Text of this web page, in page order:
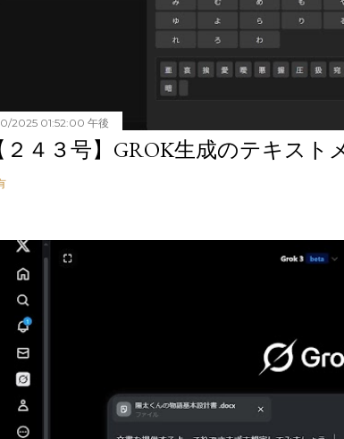
2025 01:52:00 午後
２４３号】GROK生成のテキスト